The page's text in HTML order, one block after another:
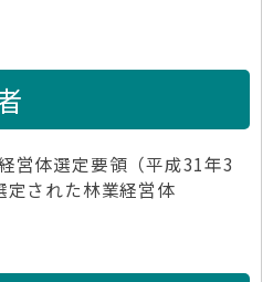
営体選定要領（平成31年3
定された林業経営体